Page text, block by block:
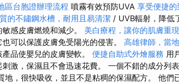
區台胞證辦理流程 噴霧有效預防UVA 享受便捷
的不鏽鋼水槽，耐用且易清潔 / UVB輻射，降低
感皮膚燃燒和減少。 美白療程，讓你的肌膚重
可以保護皮膚免受陽光的侵害。 高雄律師，當
品使嬰兒的皮膚變軟。 便捷自助式外燴服務 用
激，保濕且不會迅速花費。 一個不錯的成分列
地，很快吸收，並且不是粘稠的保濕配方。 他們